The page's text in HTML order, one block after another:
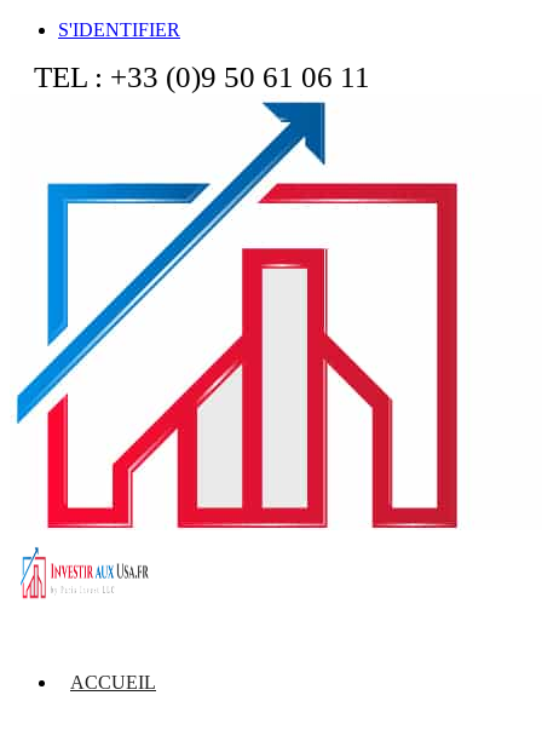
S'IDENTIFIER
TEL : +33 (0)9 50 61 06 11
ACCUEIL